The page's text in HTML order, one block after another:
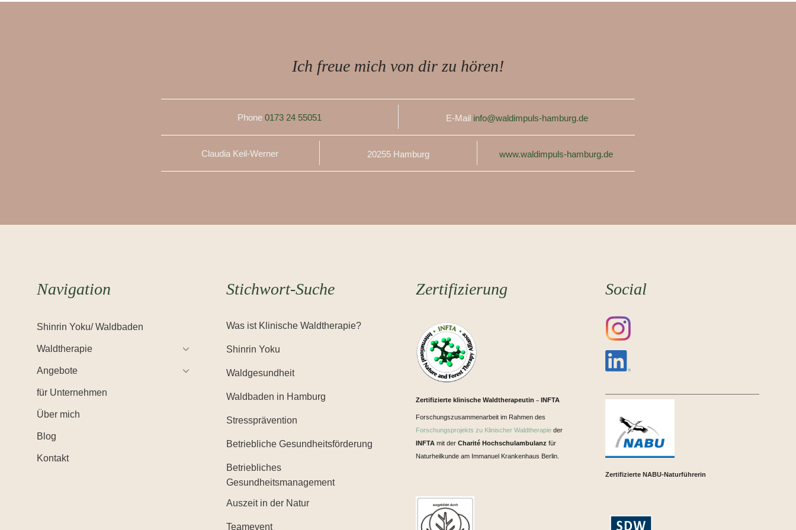
Ich freue mich von dir zu hören!
Phone 0173 24 55051 E-Mail info@waldimpuls-hamburg.de
Claudia Keil-Werner 20255 Hamburg www.waldimpuls-hamburg.de
Navigation
Shinrin Yoku/ Waldbaden
Waldtherapie
Angebote
für Unternehmen
Über mich
Blog
Kontakt
Stichwort-Suche
Was ist Klinische Waldtherapie?
Shinrin Yoku
Waldgesundheit
Waldbaden in Hamburg
Stressprävention
Betriebliche Gesundheitsförderung
Betriebliches
Gesundheitsmanagement
Auszeit in der Natur
Teamevent
Zertifizierung
Zertifizierte klinische Waldtherapeutin – INFTA
Forschungszusammenarbeit im Rahmen des
Forschungsprojekts zu Klinischer Waldtherapie der
INFTA mit der Charité Hochschulambulanz für
Naturheilkunde am Immanuel Krankenhaus Berlin.
Social
Zertifizierte NABU-Naturführerin